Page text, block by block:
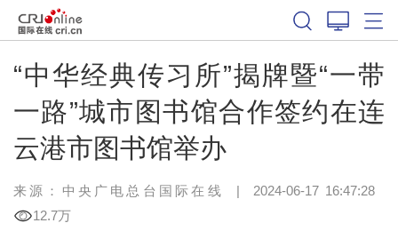
“中华经典传习所”揭牌暨“一带
一路”城市图书馆合作签约在连
云港市图书馆举办
来源：中央广电总台国际在线 | 2024-06-17 16:47:28
12.7万